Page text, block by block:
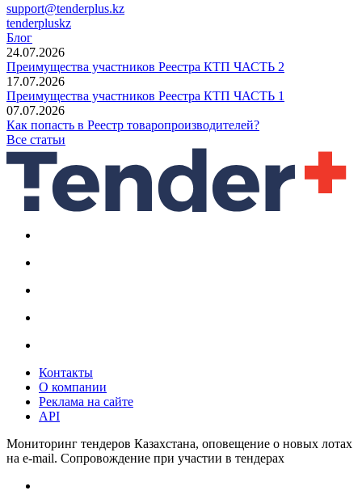
support@tenderplus.kz
tenderpluskz
Блог
24.07.2026
Преимущества участников Реестра КТП ЧАСТЬ 2
17.07.2026
Преимущества участников Реестра КТП ЧАСТЬ 1
07.07.2026
Как попасть в Реестр товаропроизводителей?
Все статьи
Контакты
О компании
Реклама на сайте
API
Мониторинг тендеров Казахстана, оповещение о новых лотах
на e-mail. Сопровождение при участии в тендерах